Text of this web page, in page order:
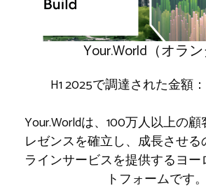
Your.World（オラン
H1 2025で調達された金額
Your.Worldは、100万人以上の
レゼンスを確立し、成長させ
ラインサービスを提供するヨー
トフォームです。